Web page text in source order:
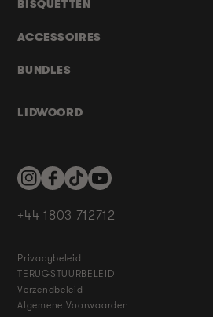
BISQUETTEN
ACCESSOIRES
BUNDLES
LIDWOORD
InstagramFacebookTikTokYouTube
+44 1803 712712
Privacybeleid
TERUGSTUURBELEID
Verzendbeleid
Algemene Voorwaarden